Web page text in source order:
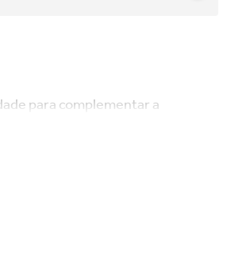
para complementar a
beleza, praticidade e
dia a dia. Seu tampo amplo é